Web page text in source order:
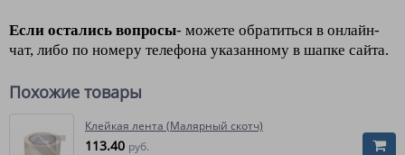
Если остались вопросы- можете обратиться в онлайн-
чат, либо по номеру телефона указанному в шапке сайта.
Похожие товары
Клейкая лента (Малярный скотч)
113.40 руб.